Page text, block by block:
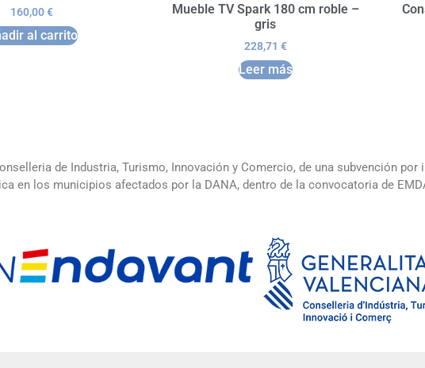
160,00€
al carrito
Mueble TV Spark 180 cm roble –
gris
228,71 €
Leer más
de Industria, Turismo, Innovación y Comercio, de una subvención
en los municipios afectados por la DANA, dentro de la convocatoria de